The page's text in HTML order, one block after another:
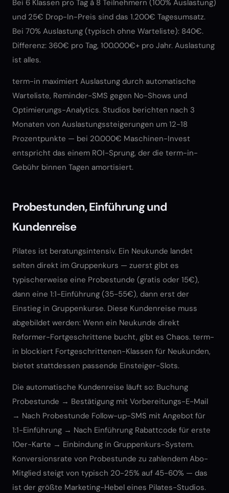
Bei 6 Klassen pro Tag à 8 Teilnehmern (100% Auslastung)
und 25€ Drop-In-Preis sind das 1.200€ Tagesumsatz.
Bei 70% Auslastung (typisch ohne Warteliste): 840€.
Differenz: 360€ pro Tag, 100.000€+ pro Jahr. Auslastung
ist alles.
term-in maximiert Auslastung durch automatische
Warteliste, Reminder-SMS gegen No-Shows und
Optimierungs-Analytics. Studios berichten nach 3
Monaten von Auslastungssteigerungen um 12-18
Prozentpunkte — bei 20.000€ Maschinen-Invest
entspricht das einem ROI-Sprung, der die term-in-
Gebühr binnen Tagen amortisiert.
Probestunden, Einführung und
Kundenreise
Pilates ist beratungsintensiv. Ein Neukunde landet
selten direkt im Gruppenkurs — zuerst gibt es
typischerweise eine Probestunde (gratis oder 15€),
dann eine 1:1-Einführung (35-55€), dann erst der
Einstieg in Gruppenkurse. Diese Kundenreise muss
abgebildet werden: Wenn ein Neukunde direkt
Reformer-Fortgeschrittene bucht, gibt es Chaos. term-
in blockiert Fortgeschrittenen-Klassen für Neukunden,
bietet stattdessen passende Einsteiger-Slots.
Die automatische Kundenreise läuft so: Buchung
Probestunde → Bestätigung mit Vorbereitungs-E-Mail
→ Nach Probestunde Follow-up-SMS mit Angebot für
1:1-Einführung → Nach Einführung Rabattcode für erste
10er-Karte → Einbindung in Gruppenkurs-System.
Konversionsrate von Probestunde zu zahlendem Abo-
Mitglied steigt von typisch 20-25% auf 45-60% — das
ist der größte Marketing-Hebel eines Pilates-Studios.